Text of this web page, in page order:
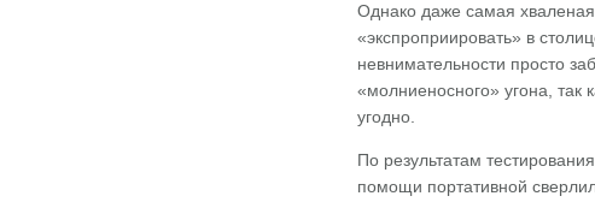
Однако даже самая
«экспроприировать» в
невнимательности просто
«молниеносного» угона, так
угодно.
По результатам
помощи портативной